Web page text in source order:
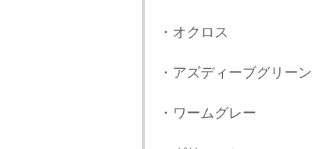
・オクロス
・アズディーブグリーン
・ワームグレー